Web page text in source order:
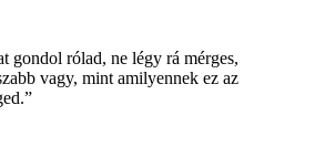
gondol rólad, ne légy rá mérges,
vagy, mint amilyennek ez az